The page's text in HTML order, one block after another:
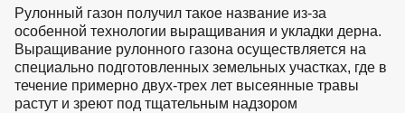
Рулонный газон получил такое название из-за
особенной технологии выращивания и укладки дерна.
Выращивание рулонного газона осуществляется на
специально подготовленных земельных участках, где в
течение примерно двух-трех лет высеянные травы
растут и зреют под тщательным надзором